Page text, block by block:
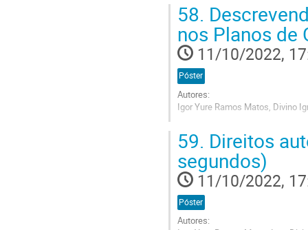
to
contribution
page
58.
nos Planos de
11/10/2022,
Póster
Autores:
Igor Yure Ramos Matos, Divino
to
page
59. Direitos
segundos)
11/10/2022,
Póster
Autores: